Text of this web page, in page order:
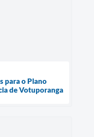
para o Plano
de Votuporanga